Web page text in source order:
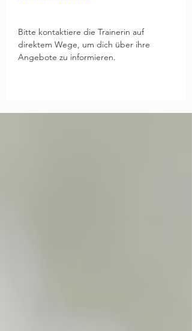
Bitte kontaktiere die Trainerin auf
direktem Wege, um dich über ihre
Angebote zu informieren.